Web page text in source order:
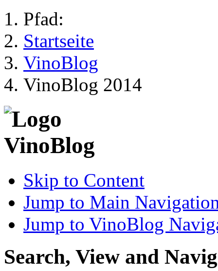
Pfad:
Startseite
VinoBlog
VinoBlog 2014
Skip to Content
Jump to Main
Jump to VinoBlog
Search, View and